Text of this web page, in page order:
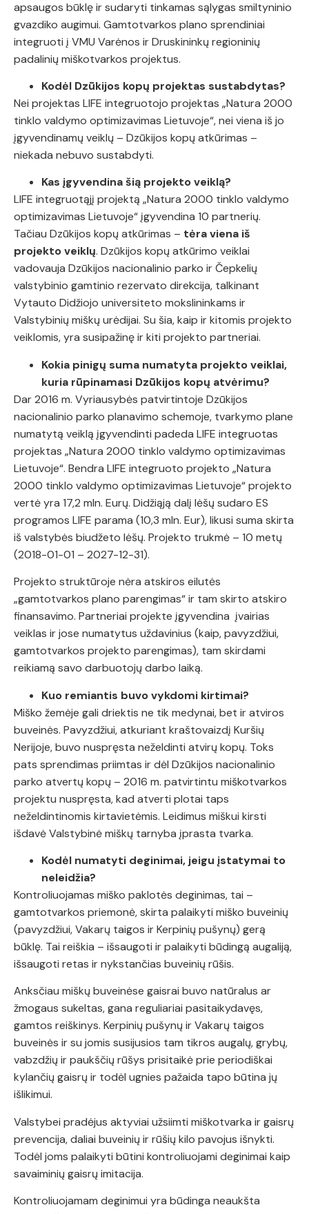
apsaugos būklę ir sudaryti tinkamas sąlygas smiltyninio
gvazdiko augimui. Gamtotvarkos plano sprendiniai
integruoti į VMU Varėnos ir Druskininkų regioninių
padalinių miškotvarkos projektus.
Kodėl Dzūkijos kopų projektas sustabdytas?
Nei projektas LIFE integruotojo projektas „Natura 2000
tinklo valdymo optimizavimas Lietuvoje“, nei viena iš jo
įgyvendinamų veiklų – Dzūkijos kopų atkūrimas –
niekada nebuvo sustabdyti.
Kas įgyvendina šią projekto veiklą?
LIFE integruotąjį projektą „Natura 2000 tinklo valdymo
optimizavimas Lietuvoje“ įgyvendina 10 partnerių.
Tačiau Dzūkijos kopų atkūrimas – tėra viena iš
projekto veiklų. Dzūkijos kopų atkūrimo veiklai
vadovauja Dzūkijos nacionalinio parko ir Čepkelių
valstybinio gamtinio rezervato direkcija, talkinant
Vytauto Didžiojo universiteto mokslininkams ir
Valstybinių miškų urėdijai. Su šia, kaip ir kitomis projekto
veiklomis, yra susipažinę ir kiti projekto partneriai.
Kokia pinigų suma numatyta projekto veiklai,
kuria rūpinamasi Dzūkijos kopų atvėrimu?
Dar 2016 m. Vyriausybės patvirtintoje Dzūkijos
nacionalinio parko planavimo schemoje, tvarkymo plane
numatytą veiklą įgyvendinti padeda LIFE integruotas
projektas „Natura 2000 tinklo valdymo optimizavimas
Lietuvoje“. Bendra LIFE integruoto projekto „Natura
2000 tinklo valdymo optimizavimas Lietuvoje“ projekto
vertė yra 17,2 mln. Eurų. Didžiąją dalį lėšų sudaro ES
programos LIFE parama (10,3 mln. Eur), likusi suma skirta
iš valstybės biudžeto lėšų. Projekto trukmė – 10 metų
(2018-01-01 – 2027-12-31).
Projekto struktūroje nėra atskiros eilutės
„gamtotvarkos plano parengimas“ ir tam skirto atskiro
finansavimo. Partneriai projekte įgyvendina įvairias
veiklas ir jose numatytus uždavinius (kaip, pavyzdžiui,
gamtotvarkos projekto parengimas), tam skirdami
reikiamą savo darbuotojų darbo laiką.
Kuo remiantis buvo vykdomi kirtimai?
Miško žemėje gali driektis ne tik medynai, bet ir atviros
buveinės. Pavyzdžiui, atkuriant kraštovaizdį Kuršių
Nerijoje, buvo nuspręsta neželdinti atvirų kopų. Toks
pats sprendimas priimtas ir dėl Dzūkijos nacionalinio
parko atvertų kopų – 2016 m. patvirtintu miškotvarkos
projektu nuspręsta, kad atverti plotai taps
neželdintinomis kirtavietėmis. Leidimus miškui kirsti
išdavė Valstybinė miškų tarnyba įprasta tvarka.
Kodėl numatyti deginimai, jeigu įstatymai to
neleidžia?
Kontroliuojamas miško paklotės deginimas, tai –
gamtotvarkos priemonė, skirta palaikyti miško buveinių
(pavyzdžiui, Vakarų taigos ir Kerpinių pušynų) gerą
būklę. Tai reiškia – išsaugoti ir palaikyti būdingą augaliją,
išsaugoti retas ir nykstančias buveinių rūšis.
Anksčiau miškų buveinėse gaisrai buvo natūralus ar
žmogaus sukeltas, gana reguliariai pasitaikydavęs,
gamtos reiškinys. Kerpinių pušynų ir Vakarų taigos
buveinės ir su jomis susijusios tam tikros augalų, grybų,
vabzdžių ir paukščių rūšys prisitaikė prie periodiškai
kylančių gaisrų ir todėl ugnies pažaida tapo būtina jų
išlikimui.
Valstybei pradėjus aktyviai užsiimti miškotvarka ir gaisrų
prevencija, daliai buveinių ir rūšių kilo pavojus išnykti.
Todėl joms palaikyti būtini kontroliuojami deginimai kaip
savaiminių gaisrų imitacija.
Kontroliuojamam deginimui yra būdinga neaukšta